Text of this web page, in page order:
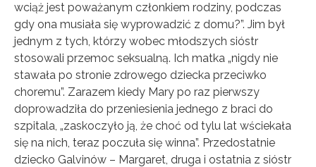
wciąż jest poważanym członkiem rodziny, podczas
gdy ona musiała się wyprowadzić z domu?”. Jim był
jednym z tych, którzy wobec młodszych sióstr
stosowali przemoc seksualną. Ich matka „nigdy nie
stawała po stronie zdrowego dziecka przeciwko
choremu”. Zarazem kiedy Mary po raz pierwszy
doprowadziła do przeniesienia jednego z braci do
szpitala, „zaskoczyło ją, że choć od tylu lat wściekała
się na nich, teraz poczuła się winna”. Przedostatnie
dziecko Galvinów – Margaret, druga i ostatnia z sióstr